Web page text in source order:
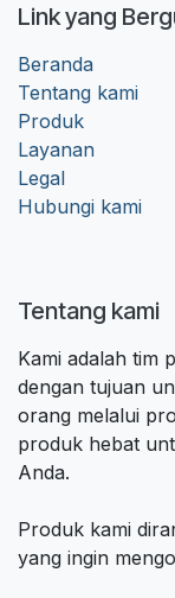
Link yang
Beranda
Tentang kami
Produk
Layanan
Legal
Hubungi kami
Tentang kami
Kami adalah tim
dengan tujuan
orang melalui
produk hebat
Anda.
Produk kami
yang ingin